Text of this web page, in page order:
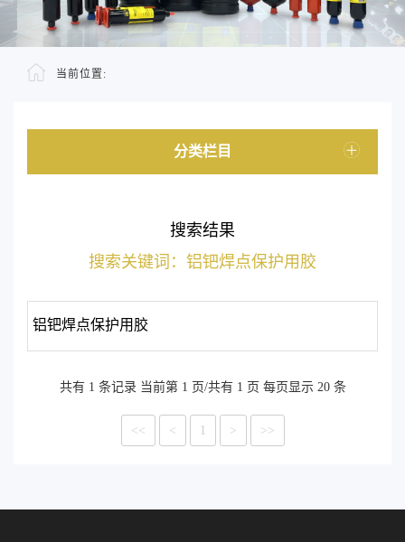
当前位置:
分类栏目
搜索结果
搜索关键词：铝钯焊点保护用胶
铝钯焊点保护用胶
共有 1 条记录 当前第 1 页/共有 1 页 每页显示 20 条
<< < 1 > >>